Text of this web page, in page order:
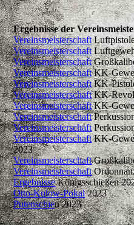
Ergebnisse der
Vereinsmeisterschaft
Vereinsmeisterschaft
Vereinsmeisterschaft
VereinsmeisterschaftKK-
VereinsmeisterschaftKK-
VereinsmeisterschaftKK-
VereinsmeisterschaftKK-
Vereinsmeisterschaft
Vereinsmeisterschaft
VereinsmeisterschaftKK-
2023
Vereinsmeisterschaft
Vereinsmeisterschaft
ErgebnisseKönigsschießen
Otto-Kulow-Pokal2023
Putenschien 2023